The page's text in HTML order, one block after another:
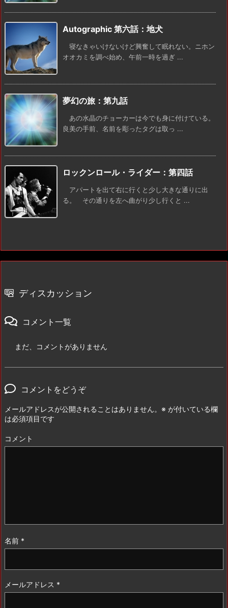
Autographic 第六話：地犬
寝なきゃいけないけど興奮して眠れない。ニホン
オオカミを調べ始め、午前一時を過ぎ ...
夢幻の旅：第九話
あの水晶のチョーカーは今でも身に付けている。
良美の手前、名前を彫ったタグは取っ ...
ロックンロール・ライダー：第四話
アパートを出て右に行くと少し大きな通りに出
る。 その通りを左へ曲がり少し行くと ...
ディスカッション
コメント一覧
まだ、コメントがありません
コメントをどうぞ
メールアドレスが公開されることはありません。 ※ が付いている欄
は必須項目です
コメント
名前 *
メールアドレス *